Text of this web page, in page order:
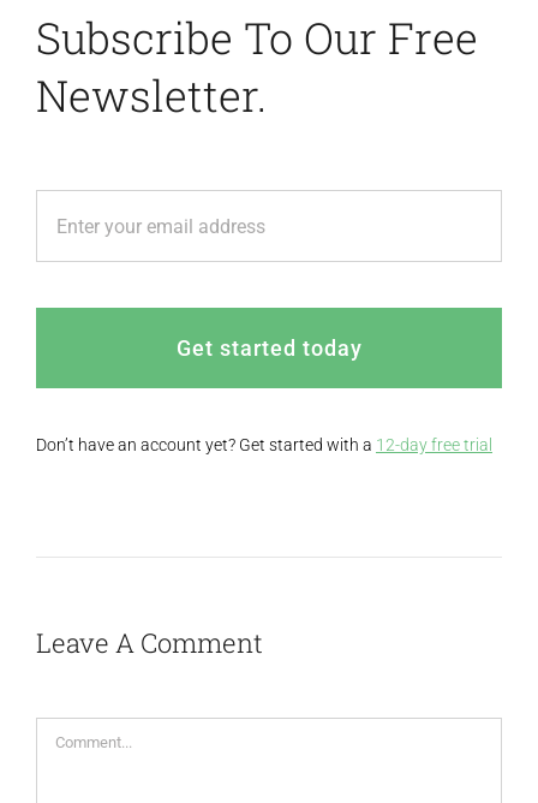
Subscribe To Our Free
Newsletter.
Get started today
Don’t have an account yet? Get started with a 12-day free trial
Leave A Comment
Comment